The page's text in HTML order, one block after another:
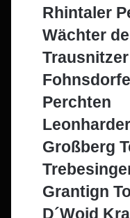
Rhintaler
Wächter
Perchten
Großberg
Grantign
D´Woid